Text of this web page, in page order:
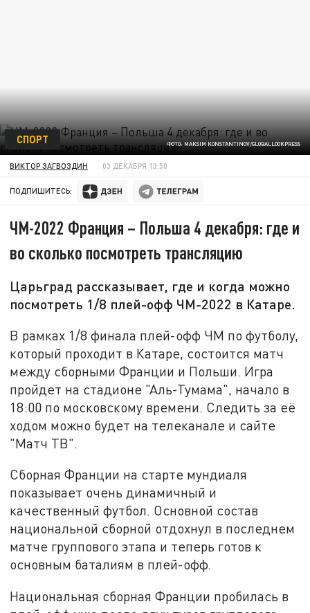
ФОТО: MAKSIM KONSTANTINOV/GLOBALLOOKPRESS
СПОРТ
ВИКТОР ЗАГВОЗДИН 03 ДЕКАБРЯ 13:50
ПОДПИШИТЕСЬ:
ЧМ-2022 Франция – Польша 4 декабря: где и
во сколько посмотреть трансляцию
Царьград рассказывает, где и когда можно
посмотреть 1/8 плей-офф ЧМ-2022 в Катаре.
В рамках 1/8 финала плей-офф ЧМ по футболу,
который проходит в Катаре, состоится матч
между сборными Франции и Польши. Игра
пройдет на стадионе "Аль-Тумама", начало в
18:00 по московскому времени. Следить за её
ходом можно будет на телеканале и сайте
"Матч ТВ".
Сборная Франции на старте мундиаля
показывает очень динамичный и
качественный футбол. Основной состав
национальной сборной отдохнул в последнем
матче группового этапа и теперь готов к
основным баталиям в плей-офф.
Национальная сборная Франции пробилась в